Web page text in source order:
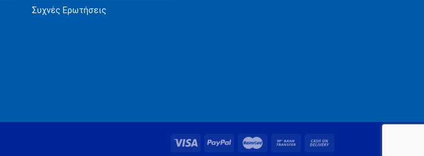
Συχνές Ερωτήσεις